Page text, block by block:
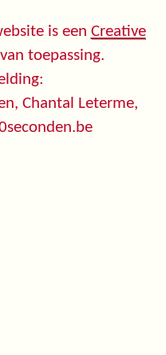
is een Creative
toepassing.
Chantal Leterme,